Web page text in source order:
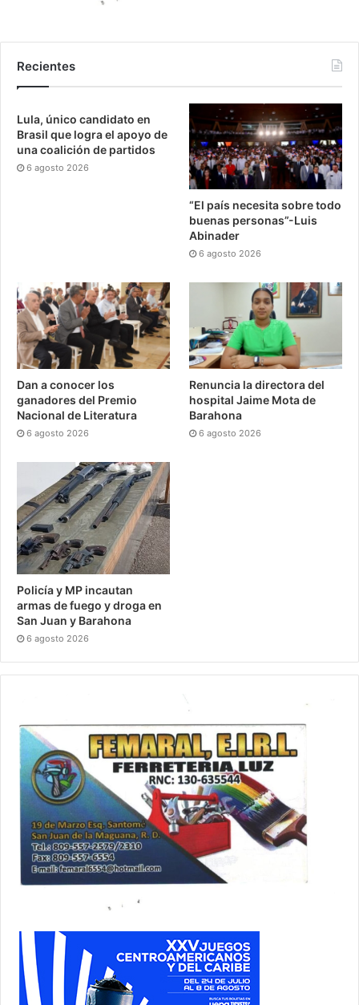
Recientes
Lula, único candidato en
Brasil que logra el apoyo de
una coalición de partidos
6 agosto 2026
“El país necesita sobre todo
buenas personas”-Luis
Abinader
6 agosto 2026
Dan a conocer los
ganadores del Premio
Nacional de Literatura
6 agosto 2026
Renuncia la directora del
hospital Jaime Mota de
Barahona
6 agosto 2026
Policía y MP incautan
armas de fuego y droga en
San Juan y Barahona
6 agosto 2026